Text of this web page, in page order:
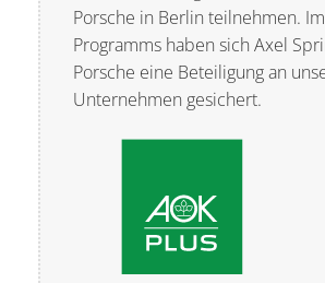
Porsche in Berlin teilnehmen.
Programms haben sich Axel
Porsche eine Beteiligung an
Unternehmen gesichert.